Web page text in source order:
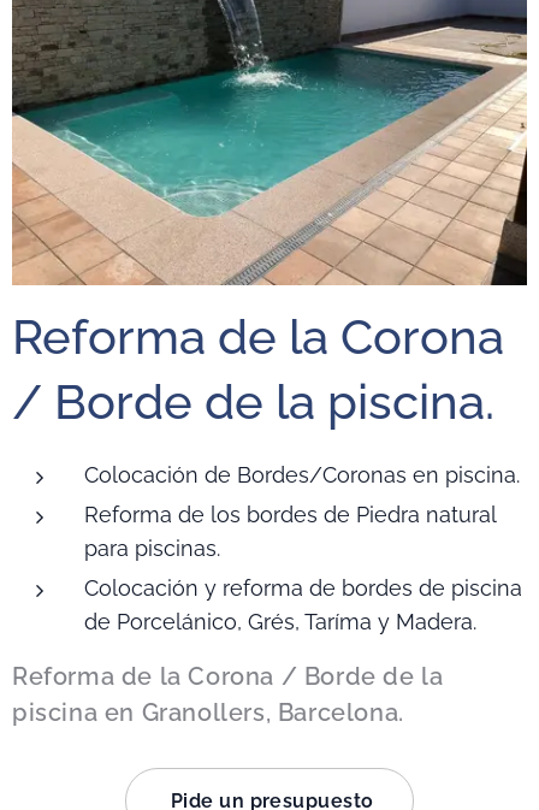
Reforma de la Corona
/ Borde de la piscina.
Colocación de Bordes/Coronas en piscina.
Reforma de los bordes de Piedra natural
para piscinas.
Colocación y reforma de bordes de piscina
de Porcelánico, Grés, Taríma y Madera.
Reforma de la Corona / Borde de la
piscina en Granollers, Barcelona.
Pide un presupuesto